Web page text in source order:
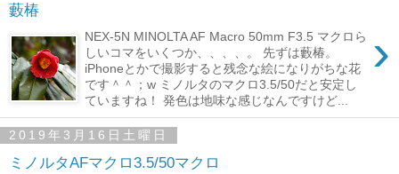
藪椿
›
NEX-5N MINOLTA AF Macro 50mm F3.5 マクロら
しいコマをいくつか、、、、。 先ずは藪椿。
iPhoneとかで撮影すると残念な絵になりがちな花
です＾＾；w ミノルタのマクロ3.5/50だと安定し
ていますね！ 発色は地味な感じなんですけど...
2019年3月16日土曜日
ミノルタAFマクロ3.5/50マクロ